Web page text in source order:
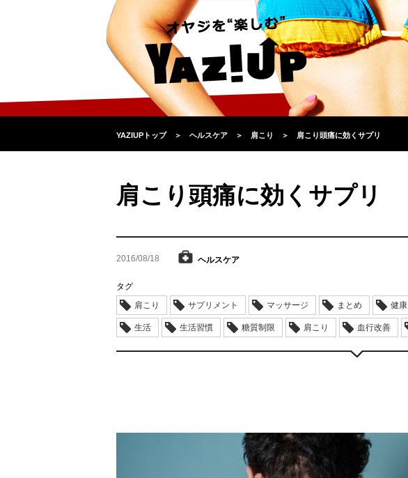
YAZIUPトップ ＞ ヘルスケア ＞ 肩こり ＞ 肩こり頭痛に効くサプリ
肩こり頭痛に効くサプリ
2016/08/18 ヘルスケア
タグ
肩こり
サプリメント マッサージ まとめ 健康
生活 生活習慣 糖質制限 肩こり 血行改善